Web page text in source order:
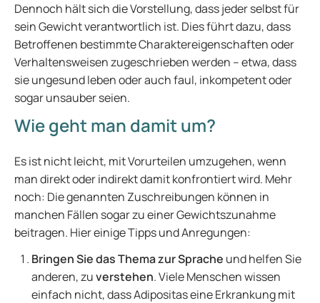
Dennoch hält sich die Vorstellung, dass jeder selbst für
sein Gewicht verantwortlich ist. Dies führt dazu, dass
Betroffenen bestimmte Charaktereigenschaften oder
Verhaltensweisen zugeschrieben werden – etwa, dass
sie ungesund leben oder auch faul, inkompetent oder
sogar unsauber seien.
Wie geht man damit um?
Es ist nicht leicht, mit Vorurteilen umzugehen, wenn
man direkt oder indirekt damit konfrontiert wird. Mehr
noch: Die genannten Zuschreibungen können in
manchen Fällen sogar zu einer Gewichtszunahme
beitragen. Hier einige Tipps und Anregungen:
Bringen Sie das Thema zur Sprache und helfen Sie
anderen, zuverstehen. Viele Menschen wissen
einfach nicht, dass Adipositas eine Erkrankung mit